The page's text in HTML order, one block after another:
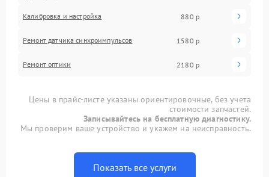
Калибровка и настройка 880 р
Ремонт датчика синхроимпульсов 1580 р
Ремонт оптики 2180 р
Цены в прайс-листе указаны ориентировочные, без учета
стоимости запчастей.
Записывайтесь на бесплатную диагностику.
Мы проверим ваше устройство и укажем на неисправность.
Показать все услуги